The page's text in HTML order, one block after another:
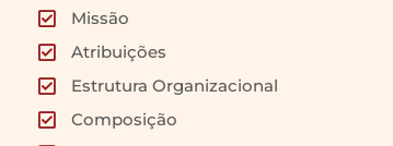
Missão
Atribuições
Estrutura Organizacional
Composição